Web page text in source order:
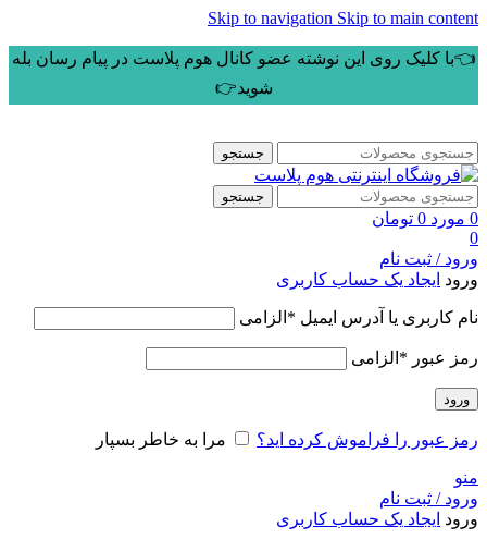
Skip to navigation Skip to main content
👈با کلیک روی این نوشته عضو کانال هوم پلاست در پیام رسان بله
شوید👉
جستجو
جستجو
0 مورد 0 تومان
0
ورود / ثبت نام
ورود ایجاد یک حساب کاربری
نام کاربری یا آدرس ایمیل * الزامی
رمز عبور * الزامی
ورود
رمز عبور را فراموش کرده اید؟ مرا به خاطر بسپار
منو
ورود / ثبت نام
ورود ایجاد یک حساب کاربری